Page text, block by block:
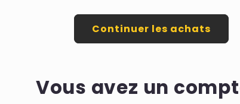
Continuer les achats
Vous avez un